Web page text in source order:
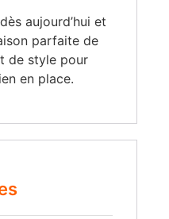
aujourd’hui et
parfaite de
de style pour
en place.